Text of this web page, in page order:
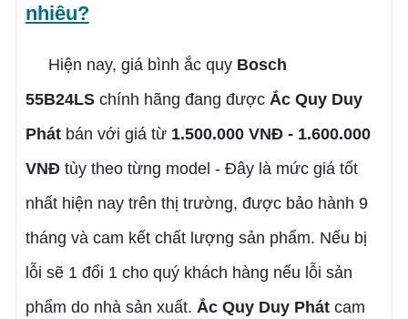
nhiêu?
Hiện nay, giá bình ắc quy Bosch
55B24LSchính hãng đang được Ắc Quy Duy
Phátbán với giá từ 1.500.000 VNĐ - 1.600.000
VNĐtùy theo từng model - Đây là mức giá tốt
nhất hiện nay trên thị trường, được bảo hành 9
tháng và cam kết chất lượng sản phẩm. Nếu bị
lỗi sẽ 1 đổi 1 cho quý khách hàng nếu lỗi sản
phẩm do nhà sản xuất. Ắc Quy Duy Phátcam